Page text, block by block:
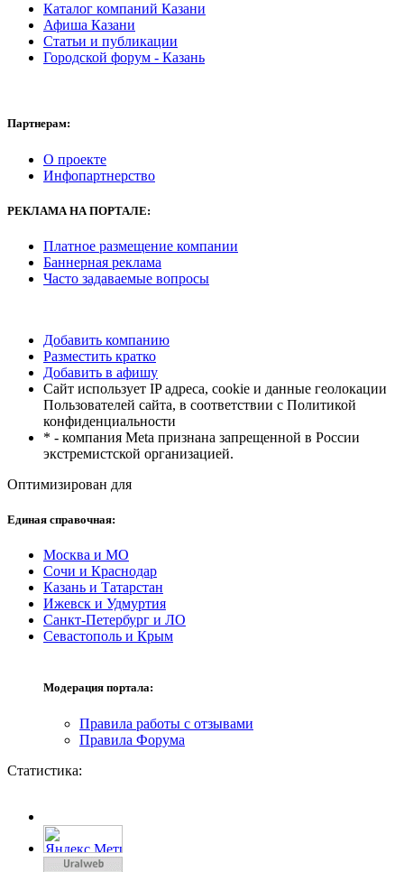
Каталог компаний Казани
Афиша Казани
Статьи и публикации
Городской форум - Казань
Партнерам:
О проекте
Инфопартнерство
РЕКЛАМА НА ПОРТАЛЕ:
Платное размещение компании
Баннерная реклама
Часто задаваемые вопросы
Добавить компанию
Разместить кратко
Добавить в афишу
Сайт использует IP адреса, cookie и данные геолокации
Пользователей сайта, в соответствии с Политикой
конфиденциальности
* - компания Meta признана запрещенной в России
экстремистской организацией.
Оптимизирован для
Единая справочная:
Москва и МО
Сочи и Краснодар
Казань и Татарстан
Ижевск и Удмуртия
Санкт-Петербург и ЛО
Севастополь и Крым
Модерация портала:
Правила работы с отзывами
Правила Форума
Статистика: